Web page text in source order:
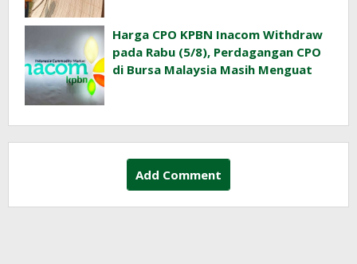
Harga CPO KPBN Inacom Withdraw
pada Rabu (5/8), Perdagangan CPO
di Bursa Malaysia Masih Menguat
Add Comment